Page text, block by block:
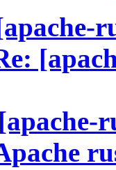
[apache-